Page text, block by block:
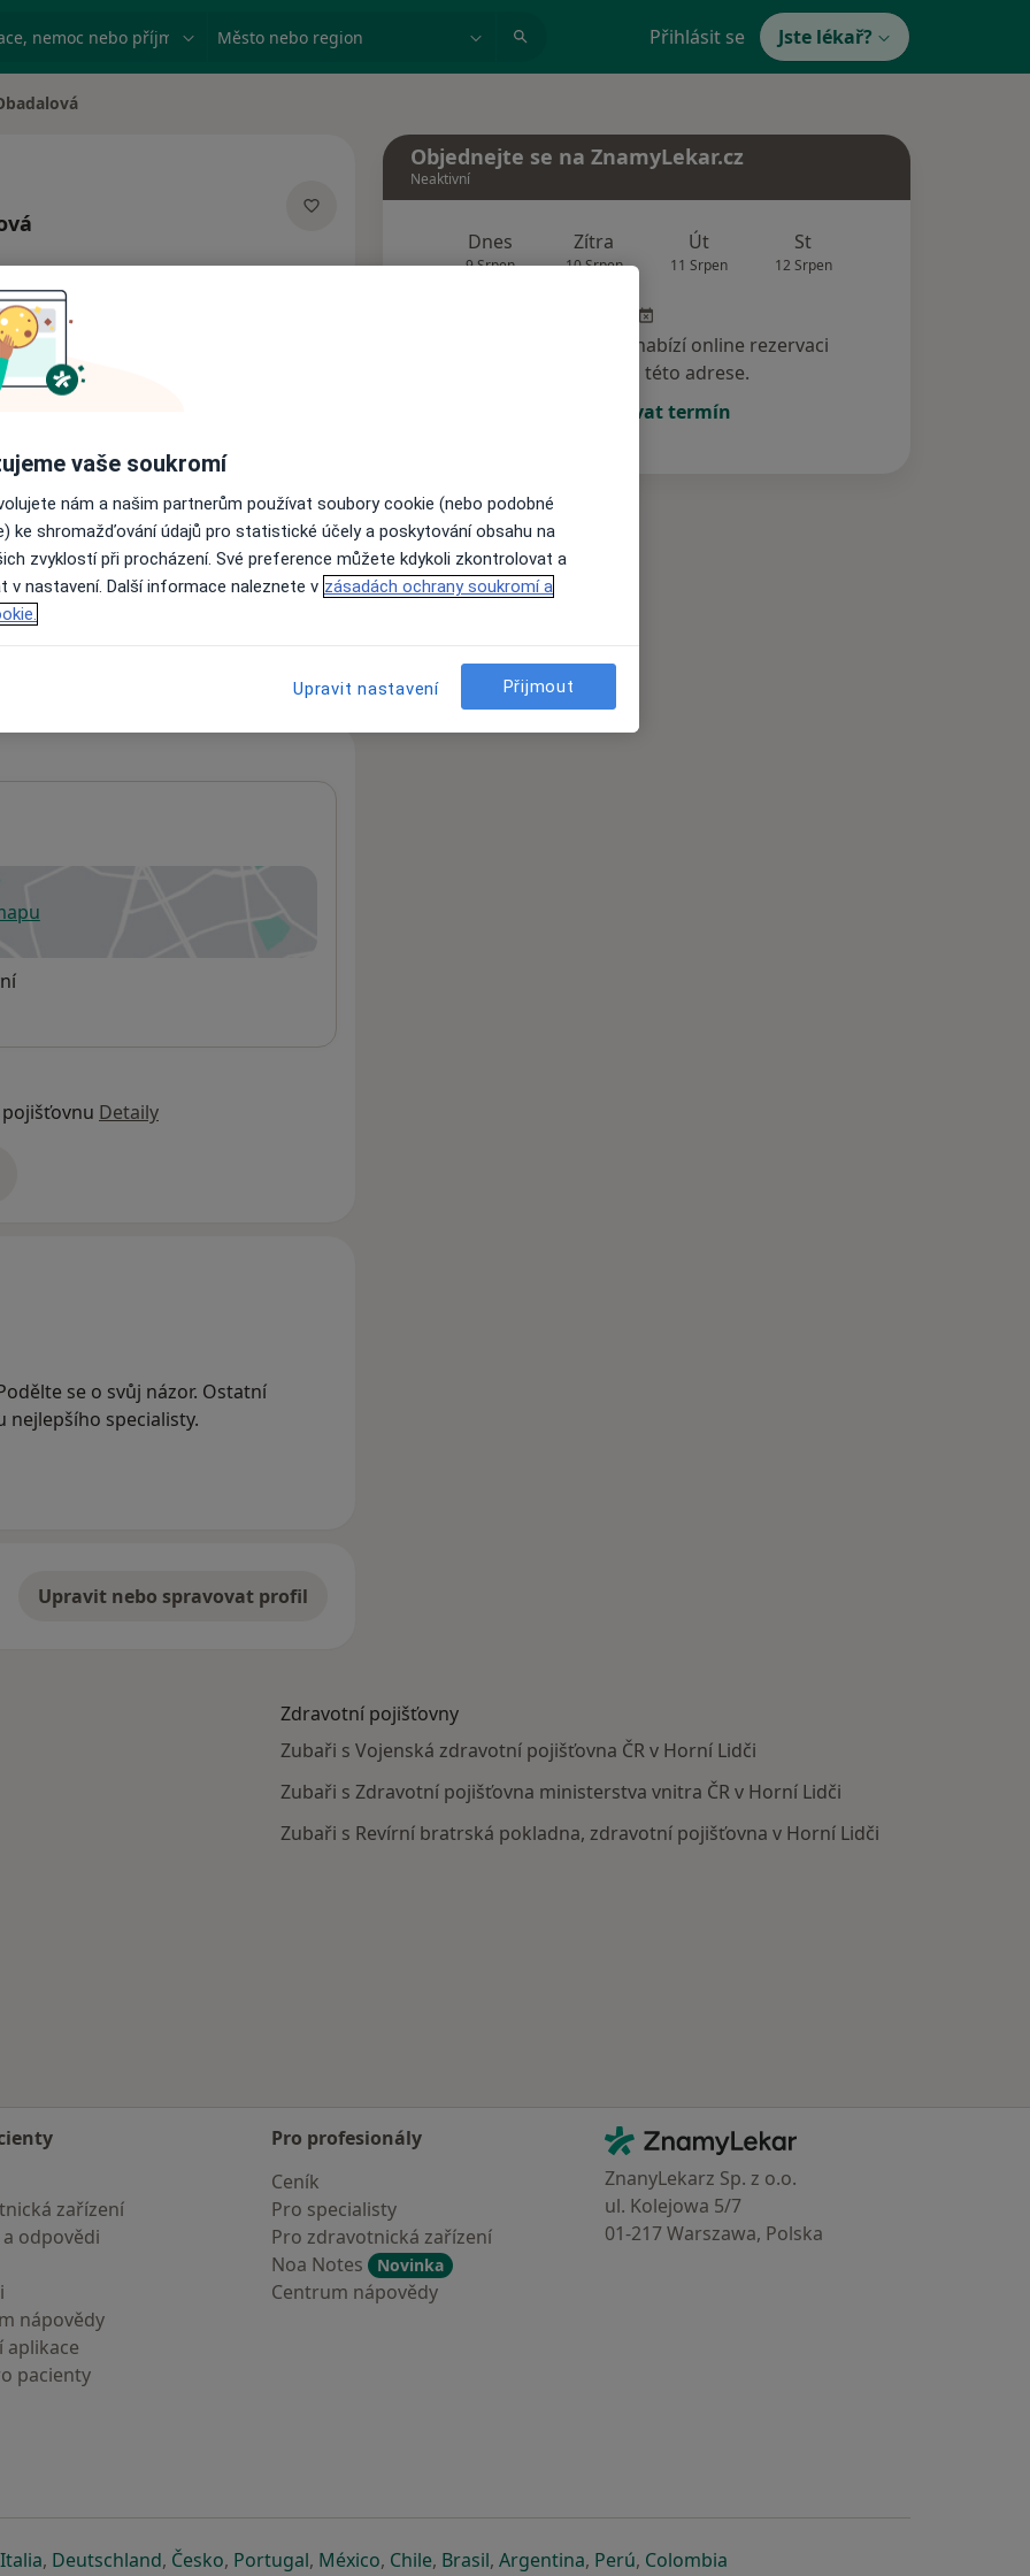
nemoc nebo příjmení Město nebo region Přihlásit se Jste lékař?
Rezervovat termín
Názory pacientů
nejsou k dispozici
informace o svých službách.
v nové záložce
Detaily
se o svůj názor. Ostatní
nejlepšího specialisty.
Upravit nebo spravovat profil
Objednejte se na ZnamyLekar.cz
Neaktivní
Dnes
9 Srpen
Zítra
10 Srpen
Út
11 Srpen
St
12 Srpen
Tento specialista nenabízí online rezervaci
termínu na této adrese.
Rezervovat termín
Zdravotní pojišťovny
Zubaři s Vojenská zdravotní pojišťovna ČR v Horní Lidči
Zubaři s Zdravotní pojišťovna ministerstva vnitra ČR v Horní Lidči
Zubaři s Revírní bratrská pokladna, zdravotní pojišťovna v Horní Lidči
zařízení
odpovědi
nápovědy
aplikace
pacienty
Pro profesionály
Ceník
Pro specialisty
Pro zdravotnická zařízení
Noa Notes
Novinka
Centrum nápovědy
Kontakt
ZnamyLekar - Hlavní stránka
ZnanyLekarz Sp. z o.o.
ul. Kolejowa 5/7
01-217 Warszawa, Polska
nové záložce
otevře v nové záložce
Italiase otevře v nové záložce
, Deutschlandse otevře v nové záložce
, Českose otevře v nové záložce
, Portugalse otevře v nové záložce
, Méxicose otevře v nové záložce
, Chilese otevře v nové záložce
, Brasilse otevře v nové záložce
, Argentinase otevře v nové záložce
, Perúse otevře v nové záložce
, Colombiase otevře v nové záložce
vaše soukromí
nám a našim partnerům používat soubory cookie (nebo podobné
ke shromažďování údajů pro statistické účely a poskytování obsahu na
zvyklostí při procházení. Své preference můžete kdykoli zkontrolovat a
v nastavení. Další informace naleznete v zásadách ochrany soukromí a
Upravit nastavení Přijmout